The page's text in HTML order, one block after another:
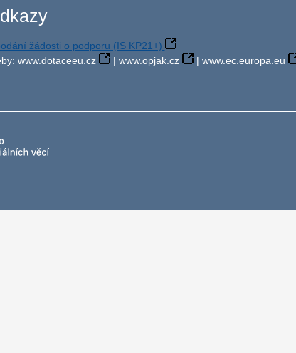
žádosti o podporu (IS KP21+)
www.dotaceeu.cz | www.opjak.cz | www.ec.europa.eu